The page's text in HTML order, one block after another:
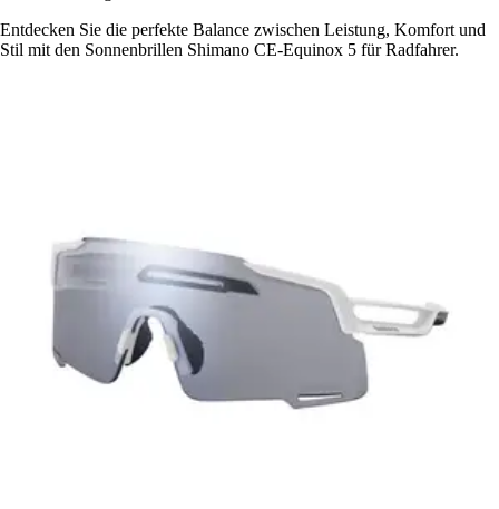
Entdecken Sie die perfekte Balance zwischen Leistung, Komfort und
Stil mit den Sonnenbrillen Shimano CE-Equinox 5 für Radfahrer.